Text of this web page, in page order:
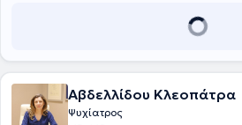
Αβδελλίδου Κλεοπάτρα
Ψυχίατρος